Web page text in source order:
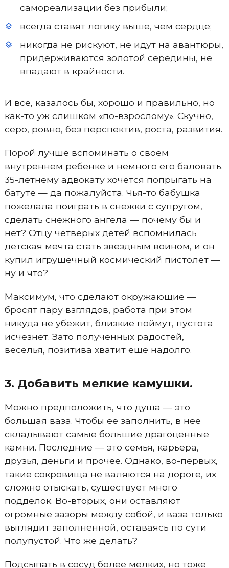
самореализации без прибыли;
всегда ставят логику выше, чем сердце;
никогда не рискуют, не идут на авантюры,
придерживаются золотой середины, не
впадают в крайности.
И все, казалось бы, хорошо и правильно, но
как-то уж слишком «по-взрослому». Скучно,
серо, ровно, без перспектив, роста, развития.
Порой лучше вспоминать о своем
внутреннем ребенке и немного его баловать.
35-летнему адвокату хочется попрыгать на
батуте — да пожалуйста. Чья-то бабушка
пожелала поиграть в снежки с супругом,
сделать снежного ангела — почему бы и
нет? Отцу четверых детей вспомнилась
детская мечта стать звездным воином, и он
купил игрушечный космический пистолет —
ну и что?
Максимум, что сделают окружающие —
бросят пару взглядов, работа при этом
никуда не убежит, близкие поймут, пустота
исчезнет. Зато полученных радостей,
веселья, позитива хватит еще надолго.
3. Добавить мелкие камушки.
Можно предположить, что душа — это
большая ваза. Чтобы ее заполнить, в нее
складывают самые большие драгоценные
камни. Последние — это семья, карьера,
друзья, деньги и прочее. Однако, во-первых,
такие сокровища не валяются на дороге, их
сложно отыскать, существует много
подделок. Во-вторых, они оставляют
огромные зазоры между собой, и ваза только
выглядит заполненной, оставаясь по сути
полупустой. Что же делать?
Подсыпать в сосуд более мелких, но тоже